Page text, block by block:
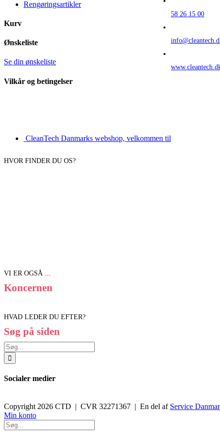
Rengøringsartikler
Kurv
Ønskeliste
Se din ønskeliste
Vilkår og betingelser
CleanTech Danmarks webshop, velkommen til
58 26 15 00
HVOR FINDER DU OS?
VI ER OGSÅ ...
Koncernen
HVAD LEDER DU EFTER?
Søg på siden
Søg
efter:
Socialer medier
Copyright 2026 CTD | CVR 32271367 | En del af Service
Toggle
Sliding
Bar
Min konto